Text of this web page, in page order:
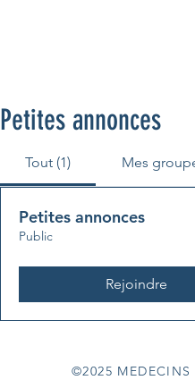
Petites annonces
Tout (1) Mes
Petites annonces
Public
Rejoindre
©2025 MEDECINS